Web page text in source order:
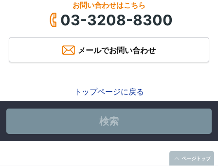
お問い合わせはこちら
03-3208-8300
メールでお問い合わせ
トップページに戻る
検索
ページトップ